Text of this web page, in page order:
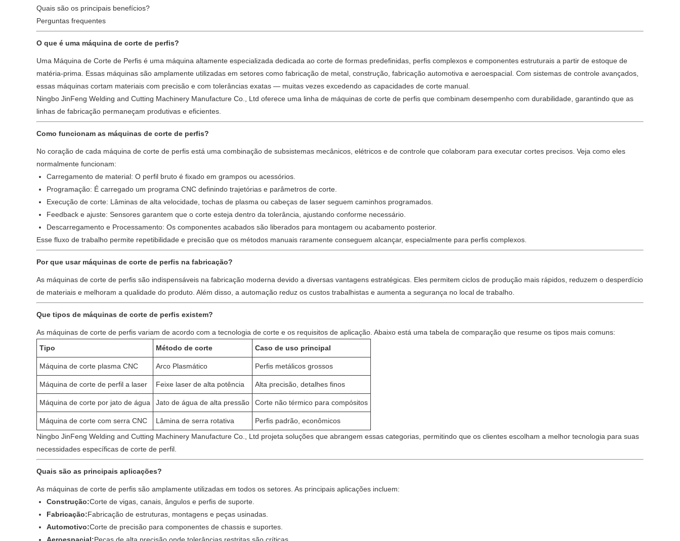
Quais são os principais benefícios?
Perguntas frequentes
O que é uma máquina de corte de perfis?
Uma Máquina de Corte de Perfis é uma máquina altamente especializada dedicada ao corte de formas predefinidas, perfis complexos e componentes estruturais a partir de estoque de
matéria-prima. Essas máquinas são amplamente utilizadas em setores como fabricação de metal, construção, fabricação automotiva e aeroespacial. Com sistemas de controle avançados,
essas máquinas cortam materiais com precisão e com tolerâncias exatas — muitas vezes excedendo as capacidades de corte manual.
Ningbo JinFeng Welding and Cutting Machinery Manufacture Co., Ltd oferece uma linha de máquinas de corte de perfis que combinam desempenho com durabilidade, garantindo que as
linhas de fabricação permaneçam produtivas e eficientes.
Como funcionam as máquinas de corte de perfis?
No coração de cada máquina de corte de perfis está uma combinação de subsistemas mecânicos, elétricos e de controle que colaboram para executar cortes precisos. Veja como eles
normalmente funcionam:
Carregamento de material: O perfil bruto é fixado em grampos ou acessórios.
Programação: É carregado um programa CNC definindo trajetórias e parâmetros de corte.
Execução de corte: Lâminas de alta velocidade, tochas de plasma ou cabeças de laser seguem caminhos programados.
Feedback e ajuste: Sensores garantem que o corte esteja dentro da tolerância, ajustando conforme necessário.
Descarregamento e Processamento: Os componentes acabados são liberados para montagem ou acabamento posterior.
Esse fluxo de trabalho permite repetibilidade e precisão que os métodos manuais raramente conseguem alcançar, especialmente para perfis complexos.
Por que usar máquinas de corte de perfis na fabricação?
As máquinas de corte de perfis são indispensáveis ​​na fabricação moderna devido a diversas vantagens estratégicas. Eles permitem ciclos de produção mais rápidos, reduzem o desperdício
de materiais e melhoram a qualidade do produto. Além disso, a automação reduz os custos trabalhistas e aumenta a segurança no local de trabalho.
Que tipos de máquinas de corte de perfis existem?
As máquinas de corte de perfis variam de acordo com a tecnologia de corte e os requisitos de aplicação. Abaixo está uma tabela de comparação que resume os tipos mais comuns:
Tipo
Método de corte Caso de uso principal
Máquina de corte plasma CNC Arco Plasmático Perfis metálicos grossos
Máquina de corte de perfil a laser Feixe laser de alta potência Alta precisão, detalhes finos
Máquina de corte por jato de água Jato de água de alta pressão Corte não térmico para compósitos
Máquina de corte com serra CNC Lâmina de serra rotativa
Perfis padrão, econômicos
Ningbo JinFeng Welding and Cutting Machinery Manufacture Co., Ltd projeta soluções que abrangem essas categorias, permitindo que os clientes escolham a melhor tecnologia para suas
necessidades específicas de corte de perfil.
Quais são as principais aplicações?
As máquinas de corte de perfis são amplamente utilizadas em todos os setores. As principais aplicações incluem:
Construção:Corte de vigas, canais, ângulos e perfis de suporte.
Fabricação:Fabricação de estruturas, montagens e peças usinadas.
Automotivo:Corte de precisão para componentes de chassis e suportes.